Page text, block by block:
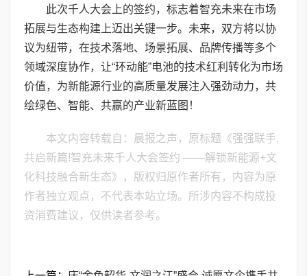
此次千人大会上的签约，标志着智充未来在市场
拓展与生态构建上迈出关键一步。未来，双方将以协
议为纽带，在技术落地、场景拓展、品牌传播等多个
领域深度协作，让“环动能”电池的技术红利转化为市场
价值，为新能源行业的高质量发展注入强劲动力，共
绘绿色、智能、共赢的产业新蓝图！
本文内容转载自：晨报之声，原标题《强强联手,
共启新篇!智充未来千人大会签约 ——解锁新能源+文
化科技融合新生态》，版权归原作者所有，内容为原
作者独立观点，不代表本站立场。所涉内容不构成投
资消费建议，仅供读者参考。